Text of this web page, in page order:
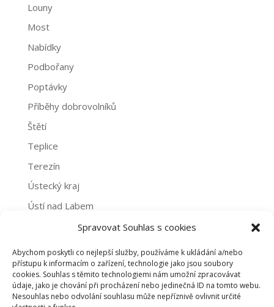
Spravovat Souhlas s cookies
Abychom poskytli co nejlepší služby, používáme k ukládání a/nebo
přístupu k informacím o zařízení, technologie jako jsou soubory
cookies. Souhlas s těmito technologiemi nám umožní zpracovávat
údaje, jako je chování při procházení nebo jedinečná ID na tomto webu.
Nesouhlas nebo odvolání souhlasu může nepříznivě ovlivnit určité
Louny
Most
Nabídky
Podbořany
Poptávky
Příběhy dobrovolníků
Štětí
Teplice
Terezín
Ústecký kraj
Ústí nad Labem
Archivy
Archivy